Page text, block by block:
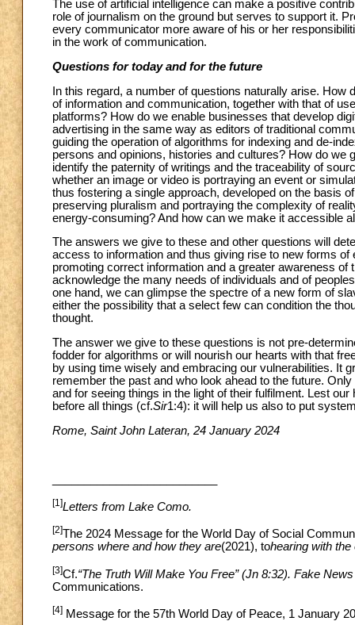
The use of artificial intelligence can make a positive
role of journalism on the ground but serves to support it.
every communicator more aware of his or her
in the work of communication.
Questions for today and for the future
In this regard, a number of questions naturally arise.
of information and communication, together with that of
platforms? How do we enable businesses that develop
advertising in the same way as editors of traditional
guiding the operation of algorithms for indexing and de-
persons and opinions, histories and cultures? How do
identify the paternity of writings and the traceability of
whether an image or video is portraying an event or
thus fostering a single approach, developed on the basis
preserving pluralism and portraying the complexity of
energy-consuming? And how can we make it accessible
The answers we give to these and other questions will
access to information and thus giving rise to new forms
promoting correct information and a greater awareness
acknowledge the many needs of individuals and of
one hand, we can glimpse the spectre of a new form of
either the possibility that a select few can condition the
thought.
The answer we give to these questions is not pre-
fodder for algorithms or will nourish our hearts with that
by using time wisely and embracing our vulnerabilities. It
remember the past and who look ahead to the future.
and for seeing things in the light of their fulfilment. Lest
before all things (cf.Sir1:4): it will help us also to put
Rome, Saint John Lateran, 24 January 2024
[1]Letters from Lake Como.
[2]The 2024 Message for the World Day of Social
persons where and how they are(2021), tohearing with the
[3]Cf.“The Truth Will Make You Free” (Jn 8:32). Fake
Communications.
[4] Message for the 57th World Day of Peace, 1 January